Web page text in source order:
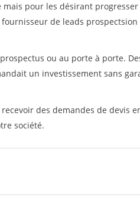
pour les désirant
de leads prospectsion
ou au porte à porte.
un investissement sans
des demandes de devis
société.